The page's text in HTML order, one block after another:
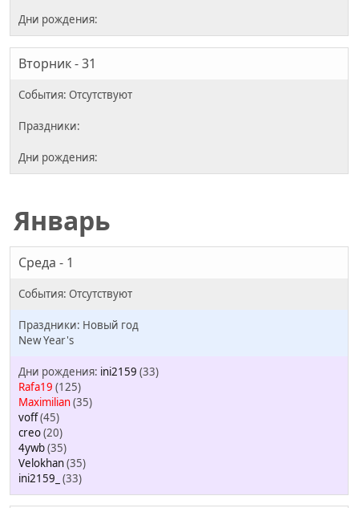
Вторник - 31
Январь
Среда - 1
Новый год
New Year's
ini2159 (33)
Rafa19 (125)
Maximilian(35)
voff(45)
creo(20)
4ywb(35)
Velokhan(35)
ini2159_ (33)